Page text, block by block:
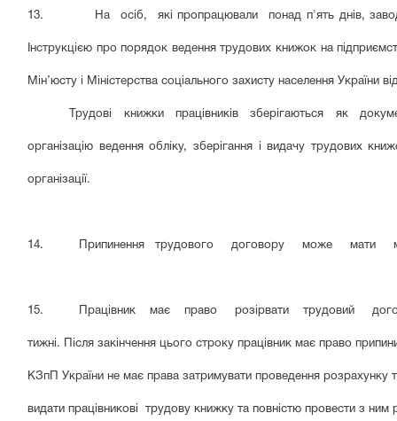
13. На осіб, які пропрацювали понад п'ять днів,
Інструкцією про порядок ведення трудових книжок на
Мін’юсту і Міністерства соціального захисту населення України
Трудові книжки працівників зберігаються як
організацію ведення обліку, зберігання і видачу трудових
організації.
14. Припинення трудового договору може мати місце
15. Працівник має право розірвати трудовий договір
тижні. Після закінчення цього строку працівник має право
КЗпП України не має права затримувати проведення розрахунку
видати працівникові трудову книжку та повністю провести з ним